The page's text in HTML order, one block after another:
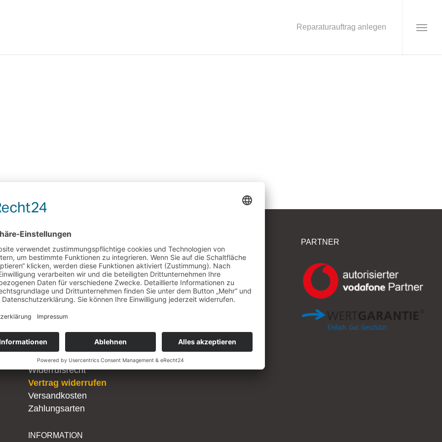
Reparaturauftrag anlegen
Menu
Whitelabel
Firmenkunden
Serviceportal
Datenlöschung
Staging
BESTELLUNG
Widerrufsrecht
Vertrag widerrufen
Versandkosten
Zahlungsarten
INFORMATION
Smart Support GmbH
Kollaustr. 64 – 66
22529 Hamburg
www.smartsupport.de
hallo@smartsupport.de
PARTNER